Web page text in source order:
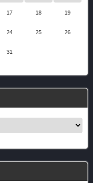
17 18 19
24 25 26
31